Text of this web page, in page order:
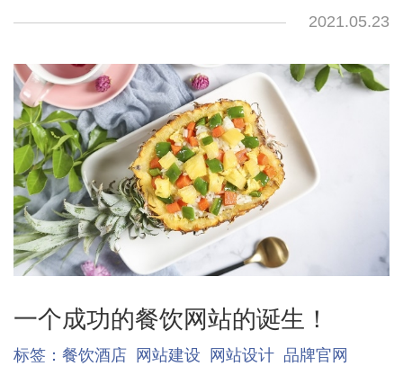
2021.05.23
一个成功的餐饮网站的诞生！
标签： 餐饮酒店 网站建设 网站设计 品牌官网